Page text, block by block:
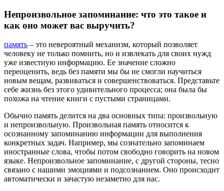
Непроизвольное запоминание: что это такое и
как оно может вас выручить?
память – это невероятный механизм, который позволяет
человеку не только помнить, но и извлекать для своих нужд
уже известную информацию. Ее значение сложно
переоценить, ведь без памяти мы бы не смогли научиться
новым вещам, развиваться и совершенствоваться. Представьте
себе жизнь без этого удивительного процесса; она была бы
похожа на чтение книги с пустыми страницами.
Обычно память делится на два основных типа: произвольную
и непроизвольную. Произвольная память относится к
осознанному запоминанию информации для выполнения
конкретных задач. Например, мы сознательно запоминаем
иностранные слова, чтобы потом свободно говорить на новом
языке. Непроизвольное запоминание, с другой стороны, тесно
связано с нашими эмоциями и подсознанием. Оно происходит
автоматически и зачастую незаметно для нас.